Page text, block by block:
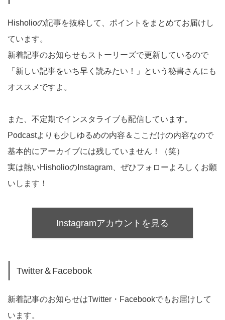
Hisholioの記事を抜粋して、ポイントをまとめてお届けし
ています。
新着記事のお知らせもストーリーズで更新しているので
「新しい記事をいち早く読みたい！」という秘書さんにも
オススメですよ。
また、不定期でインスタライブも配信しています。
Podcastよりも少しゆるめの内容＆ここだけの内容なので
基本的にアーカイブには残していません！（笑）
実は熱いHisholioのInstagram、ぜひフォローよろしくお願
いします！
Instagramアカウントを見る
Twitter＆Facebook
新着記事のお知らせはTwitter・Facebookでもお届けして
います。